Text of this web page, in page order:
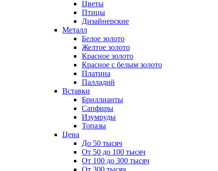
Цветы
Птицы
Дизайнерские
Металл
Белое золото
Желтое золото
Красное золото
Красное с белым золото
Платина
Палладий
Вставки
Бриллианты
Сапфиры
Изумруды
Топазы
Цена
До 50 тысяч
От 50 до 100 тысяч
От 100 до 300 тысяч
От 300 тысяч